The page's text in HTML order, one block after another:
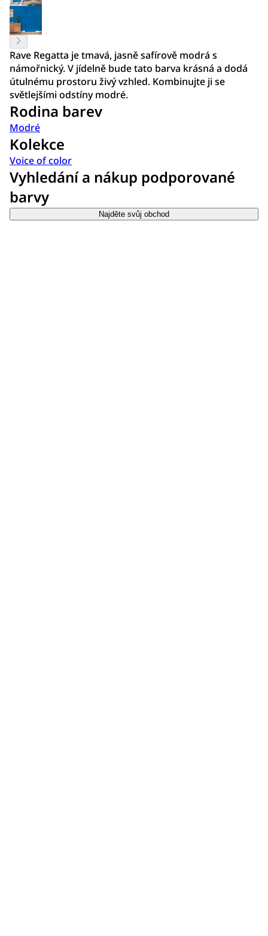
Rave Regatta je tmavá, jasně safírově modrá s
námořnický. V jídelně bude tato barva krásná a dodá
útulnému prostoru živý vzhled. Kombinujte ji se
světlejšími odstíny modré.
Rodina barev
Modré
Kolekce
Voice of color
Vyhledání a nákup podporované
barvy
Najděte svůj obchod